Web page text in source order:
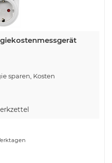
sparen, Kosten